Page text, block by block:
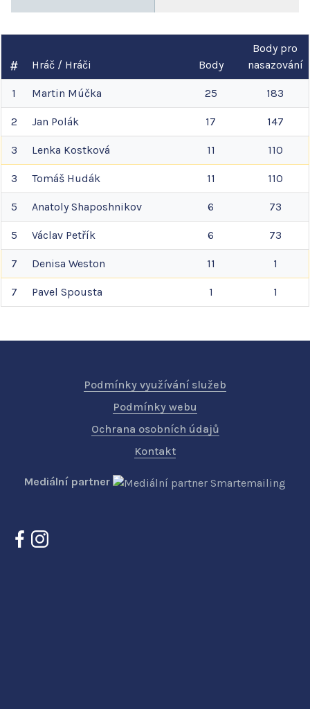
Hráč / Hráči Body
Body pro
nasazování
1 Martin Múčka 25 183
2 Jan Polák 17 147
3 Lenka Kostková 11 110
3 Tomáš Hudák 11 110
5 Anatoly Shaposhnikov 6 73
5 Václav Petřík 6 73
7 Denisa Weston 11 1
7 Pavel Spousta 1 1
Podmínky využívání služeb
Podmínky webu
Ochrana osobních údajů
Kontakt
Mediální partner